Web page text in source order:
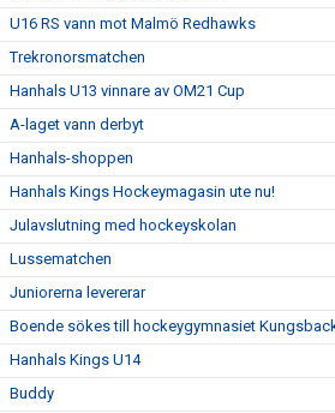
U16 RS vann mot Malmö Redhawks
Trekronorsmatchen
Hanhals U13 vinnare av OM21 Cup
A-laget vann derbyt
Hanhals-shoppen
Hanhals Kings Hockeymagasin ute nu!
Julavslutning med hockeyskolan
Lussematchen
Juniorerna levererar
Boende sökes till hockeygymnasiet
Hanhals Kings U14
Buddy